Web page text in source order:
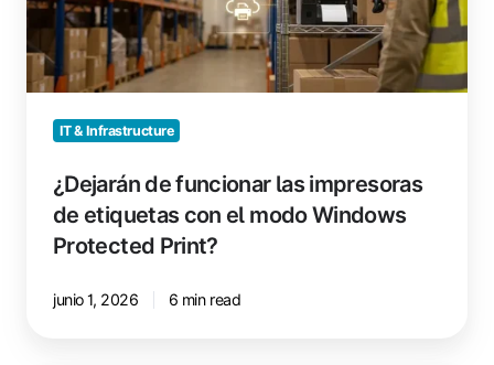
etiquetas
con
el
modo
Windows
Print?
IT & Infrastructure
¿Dejarán de funcionar las impresoras
de etiquetas con el modo Windows
Protected Print?
junio 1, 2026 6 min read